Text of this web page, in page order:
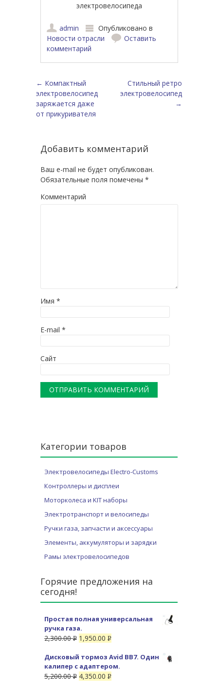
электровелосипеда
admin
Опубликовано в
Новости отрасли
Оставить
комментарий
Навигация по записям
← Компактный
электровелосипед
заряжается даже
от прикуривателя
Стильный ретро
электровелосипед
→
Добавить комментарий
Ваш e-mail не будет опубликован.
Обязательные поля помечены *
Комментарий
Имя *
E-mail *
Сайт
Категории товаров
Электровелосипеды Electro-Customs
Контроллеры и дисплеи
Моторколеса и KIT наборы
Электротранспорт и велосипеды
Ручки газа, запчасти и аксессуары
Элементы, аккумуляторы и зарядки
Рамы электровелосипедов
Горячие предложения на
сегодня!
Простая полная универсальная
ручка газа.
2,300.00Р 1,950.00 Р
Дисковый тормоз Avid BB7. Один
калипер с адаптером.
5,200.00Р 4,350.00 Р